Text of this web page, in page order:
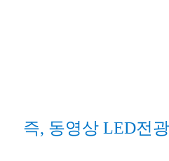
즉, 동영상 LED전